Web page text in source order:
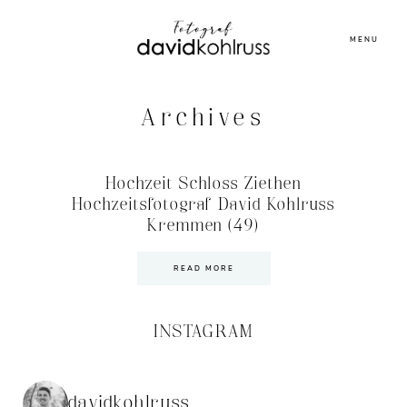
MENU
Archives
Hochzeit Schloss Ziethen
Hochzeitsfotograf David Kohlruss
Kremmen (49)
READ MORE
INSTAGRAM
davidkohlruss